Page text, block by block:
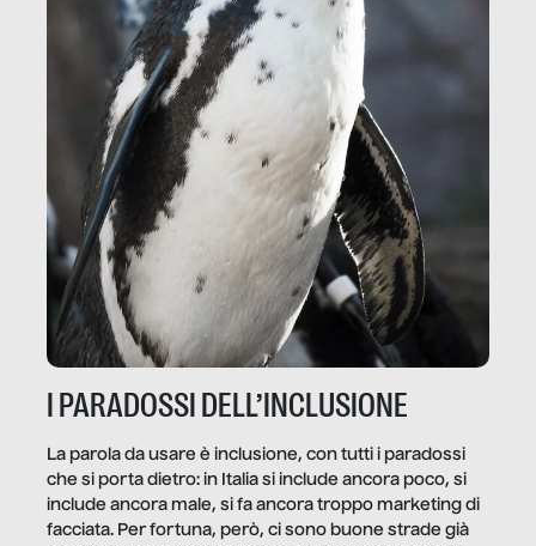
I PARADOSSI DELL’INCLUSIONE
La parola da usare è inclusione, con tutti i paradossi
che si porta dietro: in Italia si include ancora poco, si
include ancora male, si fa ancora troppo marketing di
facciata. Per fortuna, però, ci sono buone strade già